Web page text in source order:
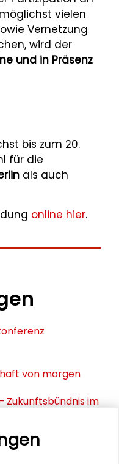
vielen
Vernetzung
wird der
und in Präsenz
bis zum 20.
für die
als auch
online hier.
von morgen
Zukunftsbündnis im